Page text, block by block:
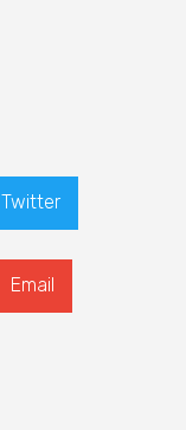
Twitter
Email